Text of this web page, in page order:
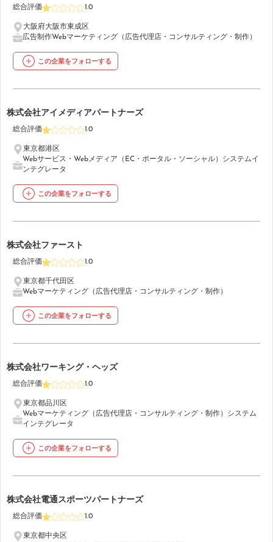
総合評価 1.0
大阪府大阪市東成区
広告制作Webマーケティング（広告代理店・コンサルティング・制作）
この企業をフォローする
28
株式会社アイメディアパートナーズ
総合評価 1.0
東京都港区
Webサービス・Webメディア（EC・ポータル・ソーシャル） システムイ
ンテグレータ
この企業をフォローする
29
株式会社ファースト
総合評価 1.0
東京都千代田区
Webマーケティング（広告代理店・コンサルティング・制作）
この企業をフォローする
30
株式会社ワーキング・ヘッズ
総合評価 1.0
東京都品川区
Webマーケティング（広告代理店・コンサルティング・制作） システム
インテグレータ
この企業をフォローする
31株式会社電通スポーツパートナーズ
総合評価 1.0
東京都中央区